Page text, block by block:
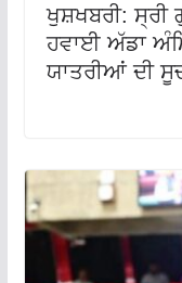
ਖੁਸ਼ਖਬਰੀ: ਸ੍ਰੀ
ਹਵਾਈ ਅੱਡਾ
ਯਾਤਰੀਆਂ ਦੀ